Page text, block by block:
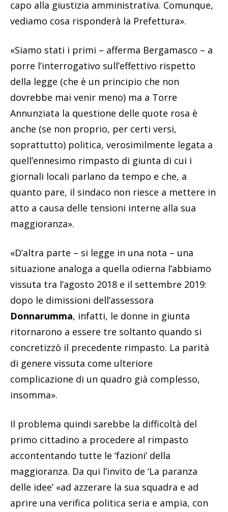
capo alla giustizia amministrativa. Comunque,
vediamo cosa risponderà la Prefettura».
«Siamo stati i primi – afferma Bergamasco – a
porre l’interrogativo sull’effettivo rispetto
della legge (che è un principio che non
dovrebbe mai venir meno) ma a Torre
Annunziata la questione delle quote rosa è
anche (se non proprio, per certi versi,
soprattutto) politica, verosimilmente legata a
quell’ennesimo rimpasto di giunta di cui i
giornali locali parlano da tempo e che, a
quanto pare, il sindaco non riesce a mettere in
atto a causa delle tensioni interne alla sua
maggioranza».
«D’altra parte – si legge in una nota – una
situazione analoga a quella odierna l’abbiamo
vissuta tra l’agosto 2018 e il settembre 2019:
dopo le dimissioni dell’assessora
Donnarumma, infatti, le donne in giunta
ritornarono a essere tre soltanto quando si
concretizzò il precedente rimpasto. La parità
di genere vissuta come ulteriore
complicazione di un quadro già complesso,
insomma».
Il problema quindi sarebbe la difficoltà del
primo cittadino a procedere al rimpasto
accontentando tutte le ‘fazioni’ della
maggioranza. Da qui l’invito de ‘La paranza
delle idee’ «ad azzerare la sua squadra e ad
aprire una verifica politica seria e ampia, con